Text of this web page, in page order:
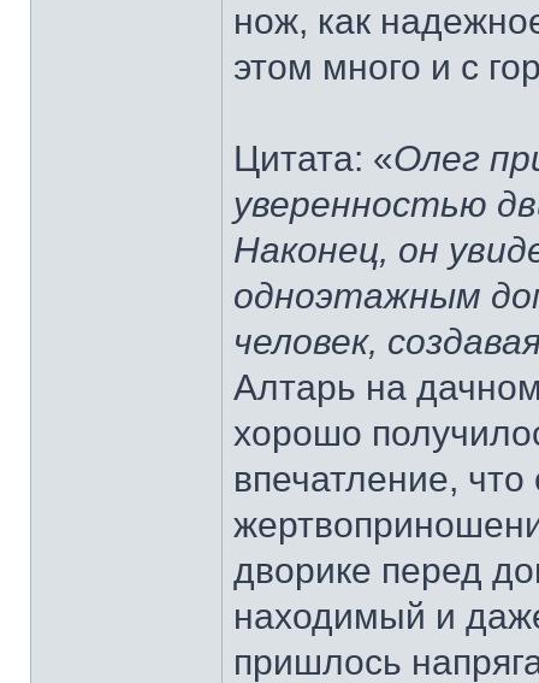
нож, как
этом много и с
Цитата: «Олег
уверенностью
Наконец, он
одноэтажным
человек,
Алтарь на
хорошо
впечатление,
дворике перед
находимый и
пришлось